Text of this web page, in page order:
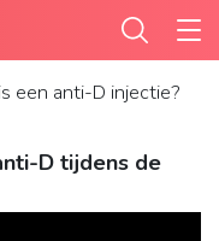
een anti-D injectie?
D tijdens de